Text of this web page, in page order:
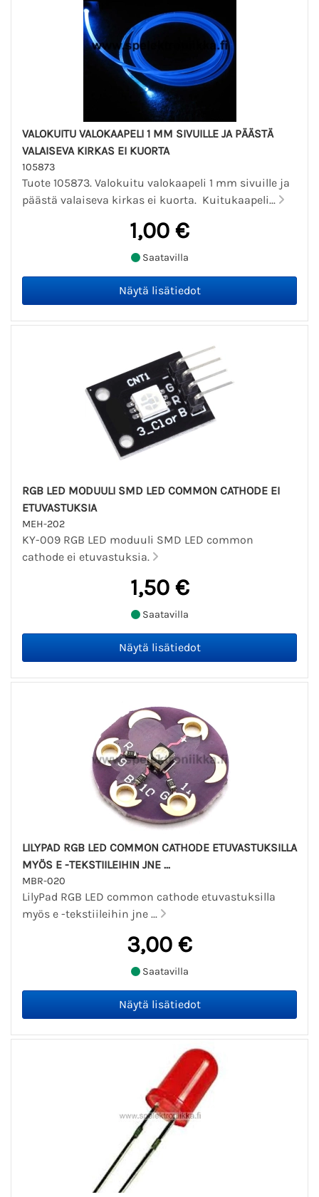
VALOKUITU VALOKAAPELI 1 MM SIVUILLE JA PÄÄSTÄ
VALAISEVA KIRKAS EI KUORTA
105873
Tuote 105873. Valokuitu valokaapeli 1 mm sivuille ja
päästä valaiseva kirkas ei kuorta. Kuitukaapeli...
1,00 €
Saatavilla
RGB LED MODUULI SMD LED COMMON CATHODE EI
ETUVASTUKSIA
MEH-202
KY-009 RGB LED moduuli SMD LED common
cathode ei etuvastuksia.
1,50 €
Saatavilla
LILYPAD RGB LED COMMON CATHODE ETUVASTUKSILLA
MYÖS E -TEKSTIILEIHIN JNE ...
MBR-020
LilyPad RGB LED common cathode etuvastuksilla
myös e -tekstiileihin jne ...
3,00 €
Saatavilla